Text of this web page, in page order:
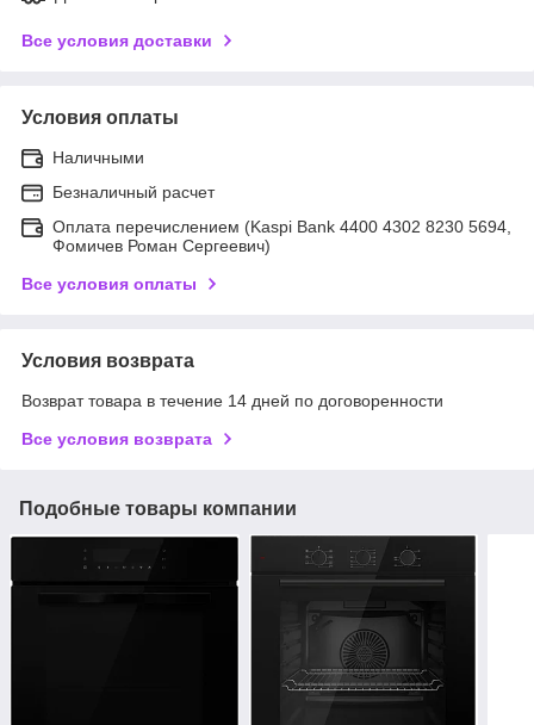
Все условия доставки
Условия оплаты
Наличными
Безналичный расчет
Оплата перечислением (Kaspi Bank 4400 4302 8230 5694,
Фомичев Роман Сергеевич)
Все условия оплаты
Условия возврата
Возврат товара в течение 14 дней по договоренности
Все условия возврата
Подобные товары компании